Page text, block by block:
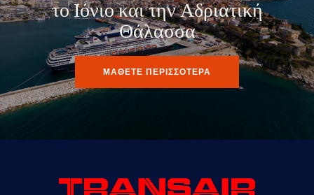
το Ιόνιο και την Αδριατική
Θάλασσα
ΜΑΘΕΤΕ ΠΕΡΙΣΣΟΤΕΡΑ